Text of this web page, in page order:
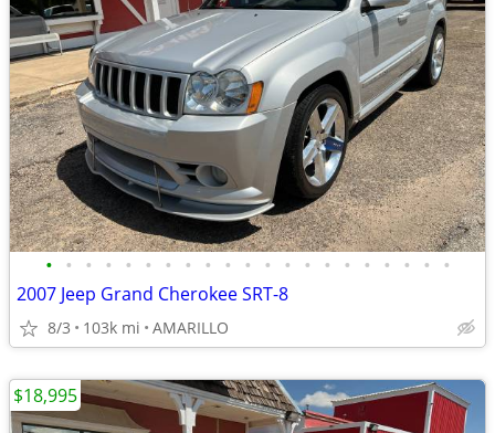
• • • • • • • • • • • • • • • • • • • • •
2007 Jeep Grand Cherokee SRT-8
8/3 103k mi AMARILLO
$18,995